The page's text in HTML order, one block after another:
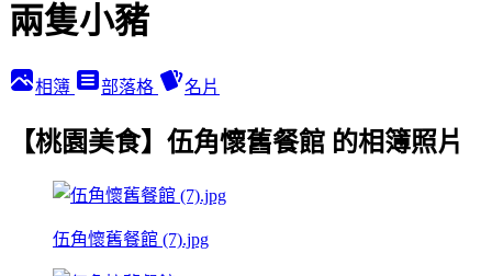
兩隻小豬
相簿 部落格 名片
【桃園美食】伍角懷舊餐館 的相簿照片
伍角懷舊餐館 (7).jpg